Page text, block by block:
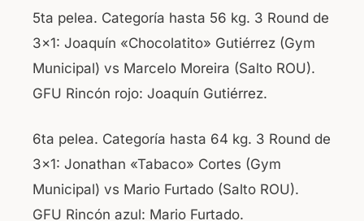
5ta pelea. Categoría hasta 56 kg. 3 Round de
3×1: Joaquín «Chocolatito» Gutiérrez (Gym
Municipal) vs Marcelo Moreira (Salto ROU).
GFU Rincón rojo: Joaquín Gutiérrez.
6ta pelea. Categoría hasta 64 kg. 3 Round de
3×1: Jonathan «Tabaco» Cortes (Gym
Municipal) vs Mario Furtado (Salto ROU).
GFU Rincón azul: Mario Furtado.